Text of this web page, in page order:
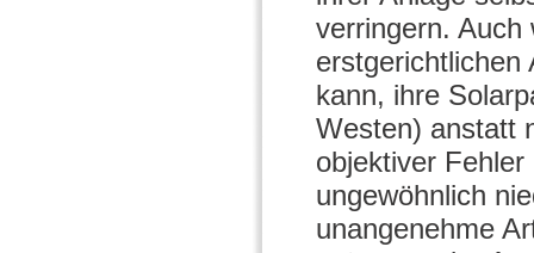
verringern. Auch
erstgerichtlichen
kann, ihre
Westen) anstatt
objektiver
ungewöhnlich
unangenehme